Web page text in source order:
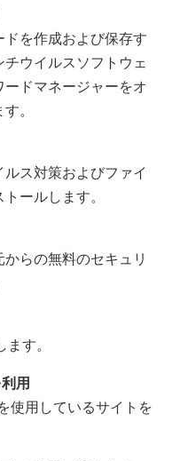
を作成および保存す
ウイルスソフトウェ
ドマネージャーをオ
。
ス対策およびファイ
ールします。
らの無料のセキュリ
す。
用
使用しているサイトを